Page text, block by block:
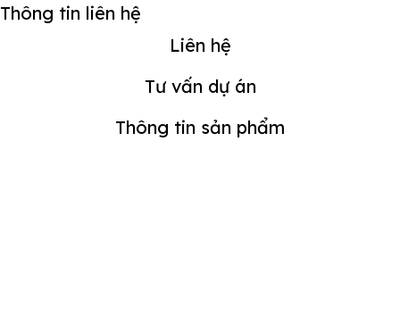
spa). Để đáp ứng nhu cầu khắt khe về thẩm mỹ lẫn công năng,
Thông tin liên hệ
Liên hệ
Tư vấn dự án
Thông tin sản phẩm